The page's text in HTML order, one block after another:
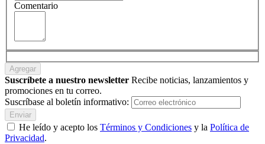
Comentario
Agregar
Suscríbete a nuestro newsletter Recibe noticias, lanzamientos y
promociones en tu correo.
Suscríbase al boletín informativo:
Enviar
He leído y acepto los Términos y Condiciones y la Política de
Privacidad.